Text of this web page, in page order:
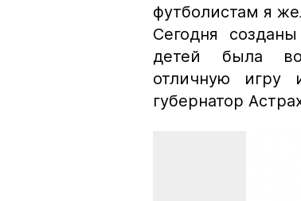
футболистам я
Сегодня
детей была
отличную
губернатор